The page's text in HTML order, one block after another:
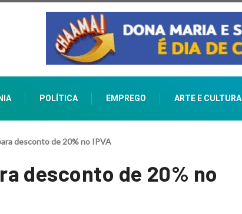
POLÍTICA EMPREGO ARTE E CULTURA
desconto de 20% no IPVA
desconto de 20% no